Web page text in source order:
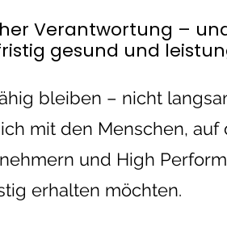
Verantwortung –
gesund und
bleiben – nicht
mit den Menschen,
und High
erhalten möchten.